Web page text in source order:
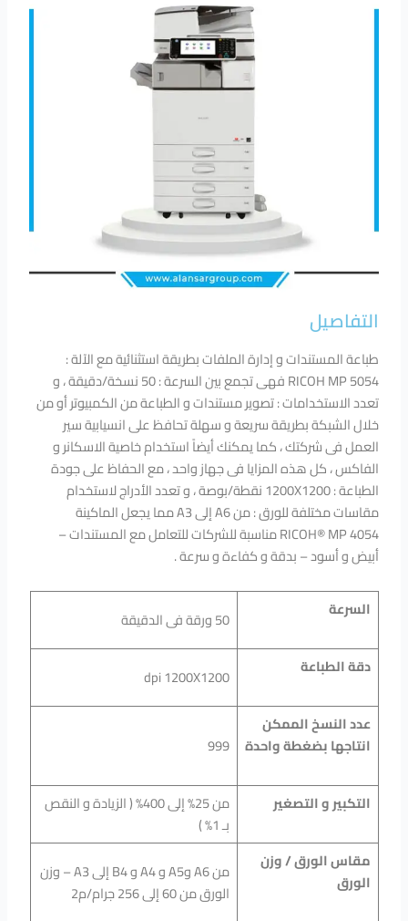
التفاصيل
طباعة المستندات و إدارة الملفات بطريقة استثنائية مع الآلة :
RICOH MP 5054 فهى تجمع بين السرعة : 50 نسخة/دقيقة ، و
تعدد الاستخدامات : تصوير مستندات و الطباعة من الكمبيوتر أو من
خلال الشبكة بطريقة سريعة و سهلة تحافظ على انسيابية سير
العمل فى شركتك ، كما يمكنك أيضاً استخدام خاصية الاسكانر و
الفاكس ، كل هذه المزايا فى جهاز واحد ، مع الحفاظ على جودة
الطباعة : 1200X1200 نقطة/بوصة ، و تعدد الأدراج لاستخدام
مقاسات مختلفة للورق : من A6 إلى A3 مما يجعل الماكينة
RICOH® MP 4054 مناسبة للشركات للتعامل مع المستندات –
أبيض و أسود – بدقة و كفاءة و سرعة .
السرعة
50 ورقة فى الدقيقة
دقة الطباعة
dpi 1200X1200
عدد النسخ الممكن
انتاجها بضغطة واحدة
999
التكبير و التصغير
من 25% إلى 400% ( الزيادة و النقص
بـ 1% )
مقاس الورق / وزن
الورق
من A6 وA5 و A4 و B4 إلى A3 – وزن
الورق من 60 إلى 256 جرام/م2